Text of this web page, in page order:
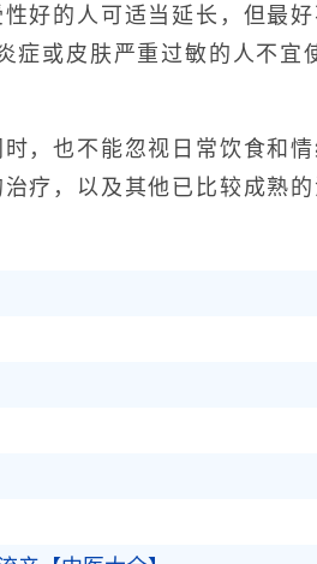
的人可适当延长，但最
症或皮肤严重过敏的人不宜
也不能忽视日常饮食和情
疗，以及其他已比较成熟的